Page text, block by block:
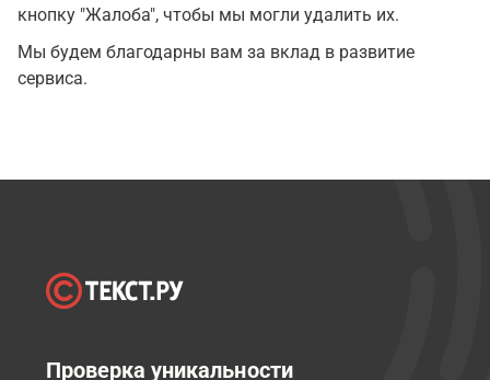
кнопку "Жалоба", чтобы мы могли удалить их.
Мы будем благодарны вам за вклад в развитие
сервиса.
Проверка уникальности